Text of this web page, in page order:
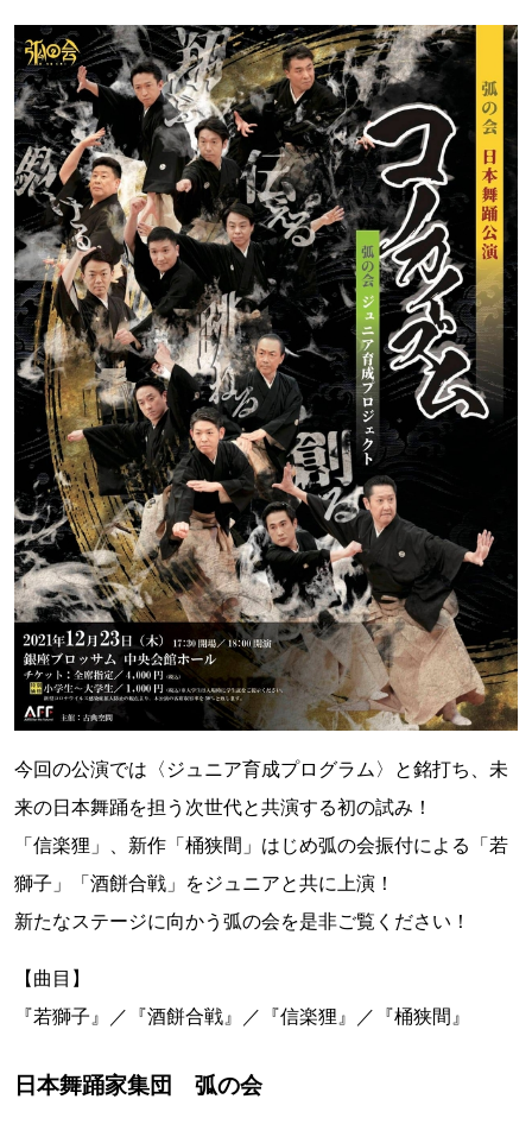
今回の公演では〈ジュニア育成プログラム〉と銘打ち、未
来の日本舞踊を担う次世代と共演する初の試み！
「信楽狸」、新作「桶狭間」はじめ弧の会振付による「若
獅子」「酒餅合戦」をジュニアと共に上演！
新たなステージに向かう弧の会を是非ご覧ください！
【曲目】
『若獅子』／『酒餅合戦』／『信楽狸』／『桶狭間』
日本舞踊家集団 弧の会